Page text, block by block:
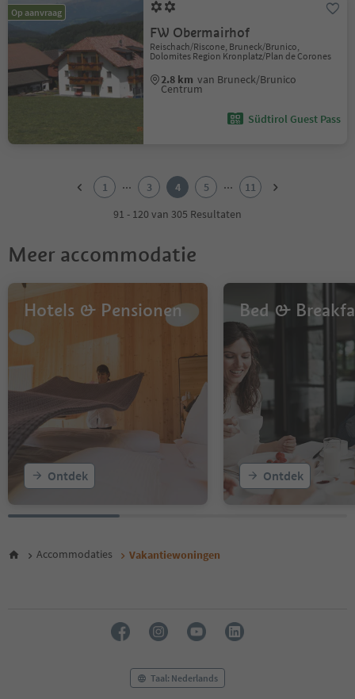
Op aanvraag
FW Obermairhof
Reischach/Riscone, Bruneck/Brunico,
Dolomites Region Kronplatz/Plan de Corones
2.8 km van Bruneck/Brunico
Centrum
Südtirol Guest Pass
6
7
9
1 ... 3 4 5 ...
11
91 - 120 van 305 Resultaten
Meer accommodatie
Hotels & Pensionen
Ontdek
Bed &
Ontdek
Accommodaties Vakantiewoningen
Taal: Nederlands